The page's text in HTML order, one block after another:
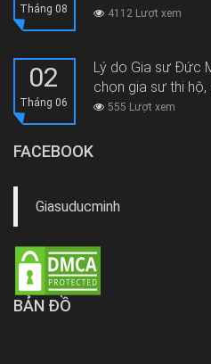
Tháng 08 4112 Lượt xem
02
Tháng 06
Lý do Gia sư Đức
chọn gia sư thi
555 Lượt xem
FACEBOOK
Giasuducminh
BẢN ĐỒ